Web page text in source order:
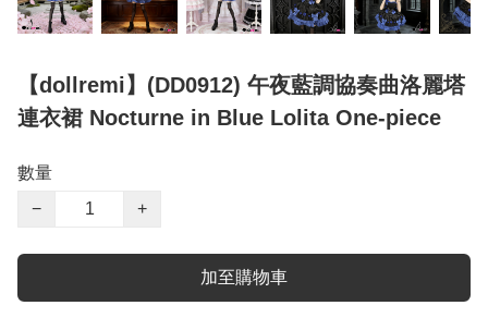
【dollremi】(DD0912) 午夜藍調協奏曲洛麗塔
連衣裙 Nocturne in Blue Lolita One-piece
數量
−
+
加至購物車